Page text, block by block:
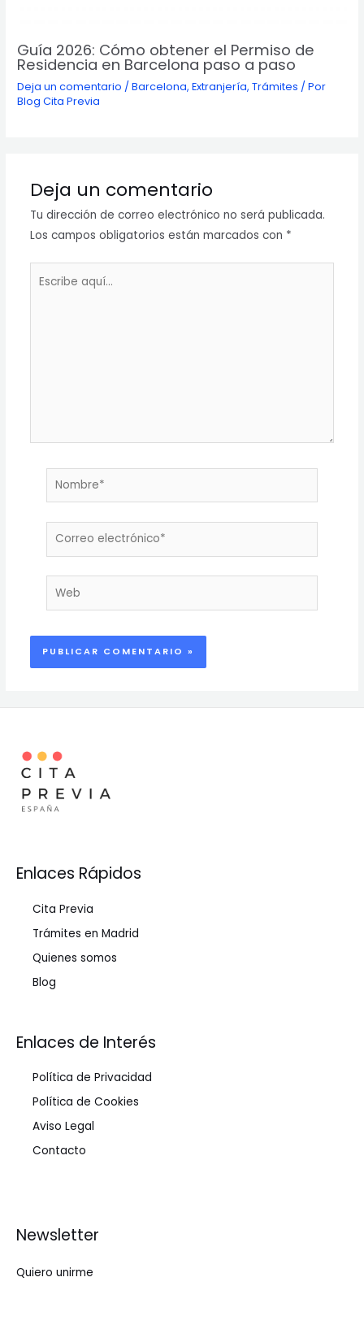
Guía 2026: Cómo obtener el Permiso de
Residencia en Barcelona paso a paso
Deja un comentario /Barcelona,Extranjería,Trámites / Por
Blog Cita Previa
Deja un comentario
Tu dirección de correo electrónico no será publicada.
Los campos obligatorios están marcados con *
Nombre*
Correo
Web
Enlaces Rápidos
Cita Previa
Trámites en Madrid
Quienes somos
Blog
Enlaces de Interés
Política de Privacidad
Política de Cookies
Aviso Legal
Contacto
Newsletter
Quiero unirme